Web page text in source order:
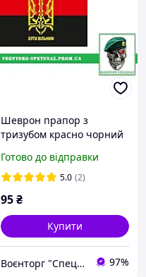
Шеврон прапор з
тризубом красно чорний
вільним" (morale patch)
Готово до відправки
5.0 (2)
95₴
Купити
Воєнторг "Спецназ" - найкращий український військовий магазин — виробник! 97%